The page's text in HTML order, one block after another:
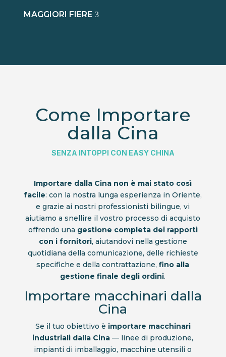
MAGGIORI FIERE
Come Importare
dalla Cina
SENZA INTOPPI CON EASY CHINA
Importare dalla Cina non è mai stato così
facile: con la nostra lunga esperienza in Oriente,
e grazie ai nostri professionisti bilingue, vi
aiutiamo a snellire il vostro processo di acquisto
offrendo una gestione completa dei rapporti
con i fornitori, aiutandovi nella gestione
quotidiana della comunicazione, delle richieste
specifiche e della contrattazione,fino alla
gestione finale degli ordini.
Importare macchinari dalla
Cina
Se il tuo obiettivo è importare macchinari
industriali dalla Cina — linee di produzione,
impianti di imballaggio, macchine utensili o